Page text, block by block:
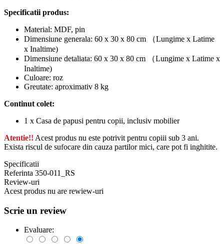
Specificatii produs:
Material: MDF, pin
Dimensiune generala: 60 x 30 x 80 cm （Lungime x Latime
x Inaltime)
Dimensiune detaliata: 60 x 30 x 80 cm （Lungime x Latime x
Inaltime)
Culoare: roz
Greutate: aproximativ 8 kg
Continut colet:
1 x Casa de papusi pentru copii, inclusiv mobilier
Atentie!! Acest produs nu este potrivit pentru copiii sub 3 ani.
Exista riscul de sufocare din cauza partilor mici, care pot fi inghitite.
Specificatii
Referinta 350-011_RS
Review-uri
Acest produs nu are rewiew-uri
Scrie un review
Evaluare: